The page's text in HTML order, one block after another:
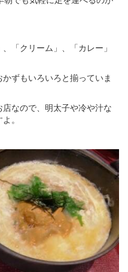
「クリーム」、「カレー」
ずもいろいろと揃っていま
なので、明太子や冷や汁な
。